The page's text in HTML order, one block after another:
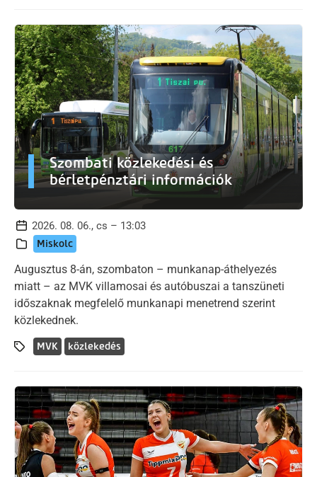
Szombati közlekedési és
bérletpénztári információk
2026. 08. 06., cs – 13:03
Miskolc
Augusztus 8-án, szombaton – munkanap-áthelyezés
miatt – az MVK villamosai és autóbuszai a tanszüneti
időszaknak megfelelő munkanapi menetrend szerint
közlekednek.
MVK közlekedés